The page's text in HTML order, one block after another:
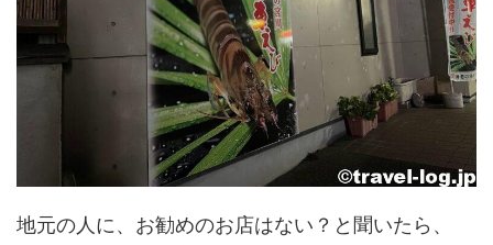
地元の人に、お勧めのお店はない？と聞いたら、